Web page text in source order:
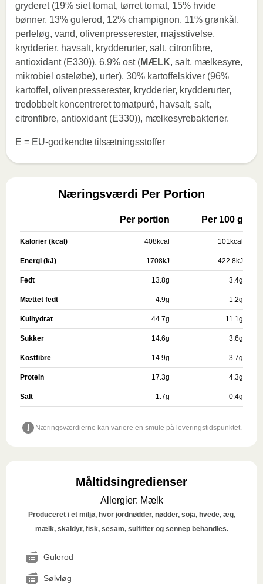
gryderet (19% siet tomat, tørret tomat, 15% hvide
bønner, 13% gulerod, 12% champignon, 11% grønkål,
perleløg, vand, olivenpresserester, majsstivelse,
krydderier, havsalt, krydderurter, salt, citronfibre,
antioxidant (E330)), 6,9% ost (MÆLK, salt, mælkesyre,
mikrobiel osteløbe), urter), 30% kartoffelskiver (96%
kartoffel, olivenpresserester, krydderier, krydderurter,
tredobbelt koncentreret tomatpuré, havsalt, salt,
citronfibre, antioxidant (E330)), mælkesyrebakterier.
E = EU-godkendte tilsætningsstoffer
Næringsværdi Per Portion
Per portion Per 100 g
Kalorier (kcal) 408kcal 101kcal
Energi (kJ) 1708kJ 422.8kJ
Fedt 13.8g 3.4g
Mættet fedt 4.9g 1.2g
Kulhydrat 44.7g 11.1g
Sukker 14.6g 3.6g
Kostfibre 14.9g 3.7g
Protein 17.3g 4.3g
Salt 1.7g 0.4g
Næringsværdierne kan variere en smule på leveringstidspunktet.
Måltidsingredienser
Allergier: Mælk
Produceret i et miljø, hvor jordnødder, nødder, soja, hvede, æg,
mælk, skaldyr, fisk, sesam, sulfitter og sennep behandles.
Gulerod
Sølvløg